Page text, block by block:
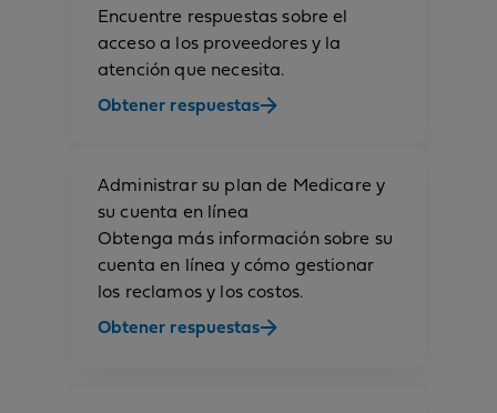
Encuentre respuestas sobre el
acceso a los proveedores y la
atención que necesita.
Obtener respuestas
Administrar su plan de Medicare y
su cuenta en línea
Obtenga más información sobre su
cuenta en línea y cómo gestionar
los reclamos y los costos.
Obtener respuestas